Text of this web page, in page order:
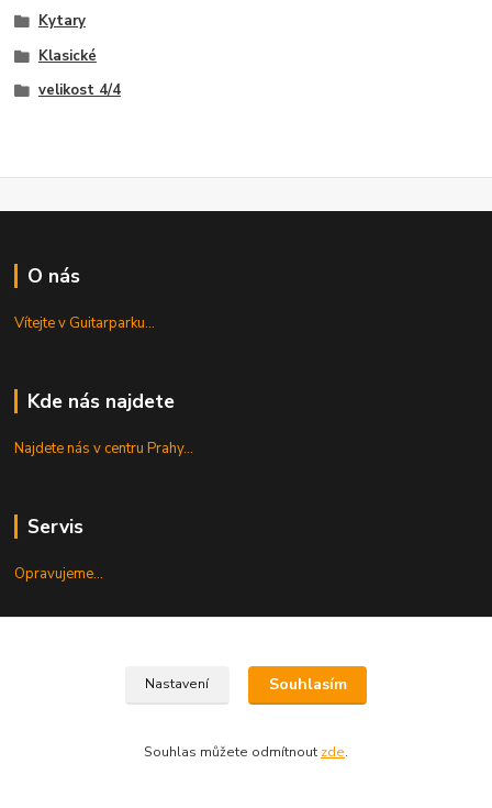
Kytary
Klasické
velikost 4/4
O nás
Vítejte v Guitarparku...
Kde nás najdete
Najdete nás v centru Prahy...
Servis
Opravujeme...
+420 224 222 500
Nastavení Souhlasím
Souhlas můžete odmítnout zde.